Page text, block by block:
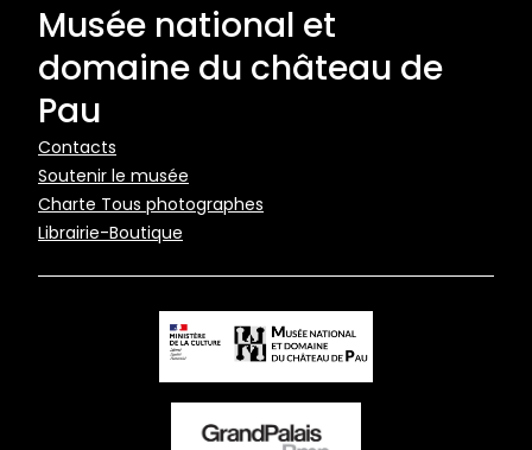
Musée national et
domaine du château de
Pau
Pied
de
page
Contacts
Soutenir le musée
Charte Tous photographes
Librairie-Boutique